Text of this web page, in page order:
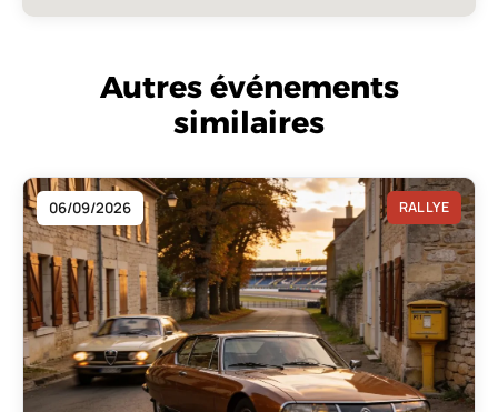
Autres événements
similaires
06/09/2026 RALLYE